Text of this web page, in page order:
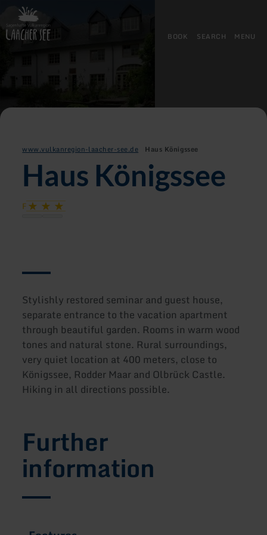
Back
home
page
BOOK SEARCH MENU
www.vulkanregion-laacher-see.de Haus Königssee
Haus Königssee
F
Stylishly restored seminar and guest house,
separate entrance to the vacation apartment
through beautiful garden. Rooms in warm wood
tones and natural stone. Rural surroundings,
very quiet location at 400 meters, close to
Königssee, Rodder Maar and Olbrück Castle.
Hiking in all directions possible.
Further
information